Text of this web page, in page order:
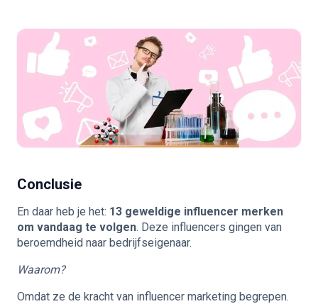
Conclusie
En daar heb je het: 13 geweldige influencer merken
om vandaag te volgen. Deze influencers gingen van
beroemdheid naar bedrijfseigenaar.
Waarom?
Omdat ze de kracht van influencer marketing begrepen.